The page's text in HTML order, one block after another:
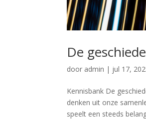
De
door admin | jul 17,
Kennisbank De
denken uit onze
speelt een steeds